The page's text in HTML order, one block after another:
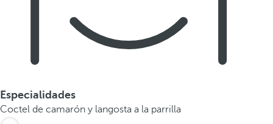
Especialidades
Coctel de camarón y langosta a la parrilla